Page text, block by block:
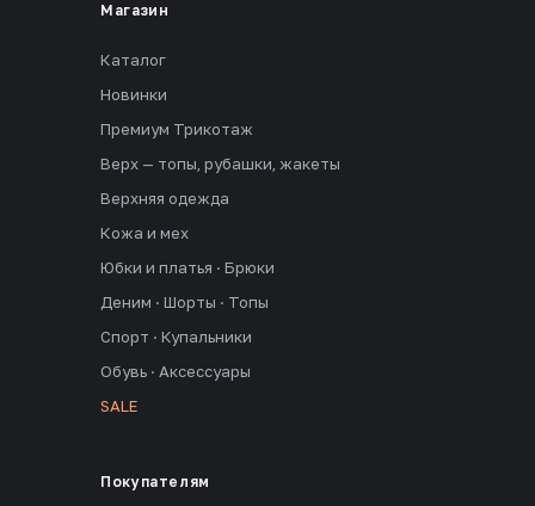
Магазин
Каталог
Новинки
Премиум Трикотаж
Верх — топы, рубашки, жакеты
Верхняя одежда
Кожа и мех
Юбки и платья · Брюки
Деним · Шорты · Топы
Спорт · Купальники
Обувь · Аксессуары
SALE
Покупателям